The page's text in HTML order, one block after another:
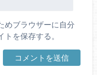
めブラウザーに自分
を保存する。